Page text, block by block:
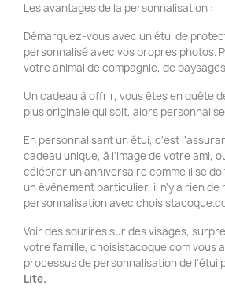
Les avantages de la personnalisation :
Démarquez-vous avec un étui de
personnalisé avec vos propres photos.
votre animal de compagnie, de
Un cadeau à offrir, vous êtes en quête
plus originale qui soit, alors
En personnalisant un étui, c'est
cadeau unique, à l'image de votre ami,
célébrer un anniversaire comme il se
un évènement particulier, il n'y a rien de
personnalisation avec
Voir des sourires sur des visages,
votre famille, choisistacoque.com vous
processus de personnalisation de l'étui
Lite.